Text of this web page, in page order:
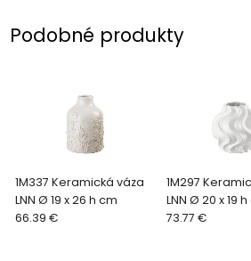
Podobné produkty
1M337 Keramická váza
LNN Ø 19 x 26 h cm
66.39 €
1M297
LNN Ø 20 x 19
73.77 €